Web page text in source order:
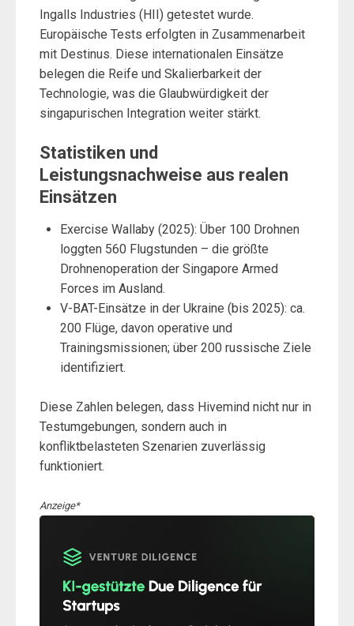
Ingalls Industries (HII) getestet wurde.
Europäische Tests erfolgten in Zusammenarbeit
mit Destinus. Diese internationalen Einsätze
belegen die Reife und Skalierbarkeit der
Technologie, was die Glaubwürdigkeit der
singapurischen Integration weiter stärkt.
Statistiken und
Leistungsnachweise aus realen
Einsätzen
Exercise Wallaby (2025): Über 100 Drohnen
loggten 560 Flugstunden – die größte
Drohnenoperation der Singapore Armed
Forces im Ausland.
V-BAT-Einsätze in der Ukraine (bis 2025): ca.
200 Flüge, davon operative und
Trainingsmissionen; über 200 russische Ziele
identifiziert.
Diese Zahlen belegen, dass Hivemind nicht nur in
Testumgebungen, sondern auch in
konfliktbelasteten Szenarien zuverlässig
funktioniert.
Anzeige*